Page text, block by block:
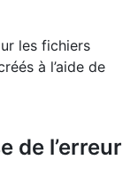
les fichiers
à l’aide de
de l’erreur